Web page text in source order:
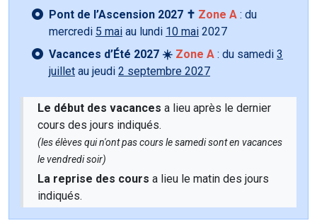
Pont de l’Ascension 2027 ✝️ Zone A : du
mercredi 5 mai au lundi 10 mai 2027
Vacances d’Été 2027 ☀️ Zone A : du samedi 3
juillet au jeudi 2 septembre 2027
Le début des vacances a lieu après le dernier
cours des jours indiqués.
(les élèves qui n'ont pas cours le samedi sont en vacances
le vendredi soir)
La reprise des cours a lieu le matin des jours
indiqués.